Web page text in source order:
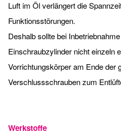
Luft im Öl verlängert die
Funktionsstörungen.
Deshalb sollte bei
Einschraubzylinder nicht einzeln
Vorrichtungskörper am Ende der
Verschlussschrauben zum
Werkstoffe